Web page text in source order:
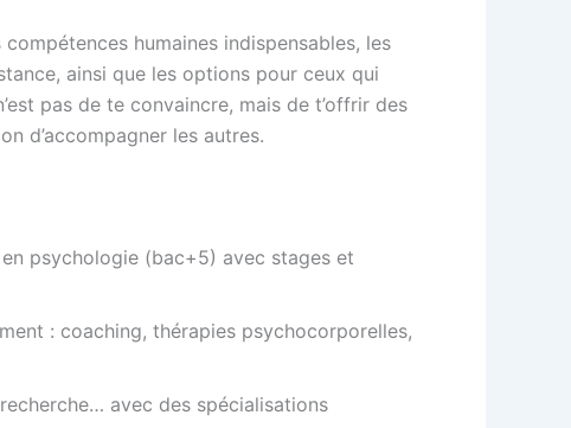
compétences humaines indispensables, les
ainsi que les options pour ceux qui
pas de te convaincre, mais de t’offrir des
d’accompagner les autres.
psychologie (bac+5) avec stages et
: coaching, thérapies psychocorporelles,
avec des spécialisations